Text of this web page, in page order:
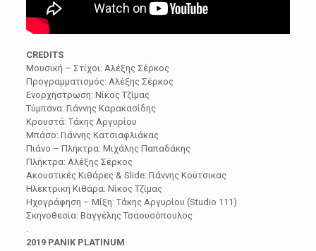
CREDITS
Μουσική – Στίχοι: Αλέξης Σέρκος
Προγραμματισμός: Αλέξης Σέρκος
Ενορχήστρωση: Νίκος Τζίμας
Τύμπανα: Γιάννης Καρακασίδης
Κρουστά: Τάκης Αργυρίου
Μπάσο: Γιάννης Κατσιαφλιάκας
Πιάνο – Πλήκτρα: Μιχάλης Παπαδάκης
Πλήκτρα: Αλέξης Σέρκος
Ακουστικές Κιθάρες & Slide: Γιάννης Κούτσικας
Ηλεκτρική Κιθάρα: Νίκος Τζίμας
Ηχογράφηση – Μίξη: Τάκης Αργυρίου (Studio 111)
Σκηνοθεσία: Βαγγέλης Τσαουσόπουλος
.
2019 PANIK PLATINUM